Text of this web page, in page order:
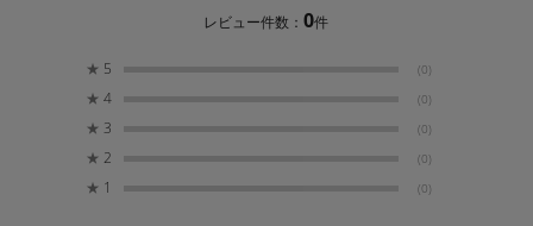
17-20L
2.01kg(中仕切り含む)
レビュー件数：0件
★ 5 (0)
★ 4 (0)
★ 3 (0)
★ 2 (0)
★ 1 (0)